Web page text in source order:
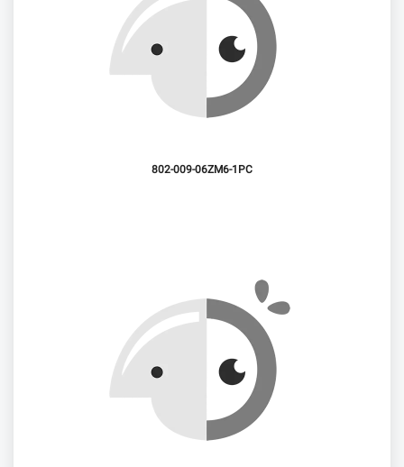
802-009-06ZM6-1PC